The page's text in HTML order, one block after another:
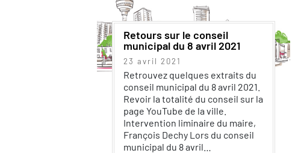
Retours sur le conseil
municipal du 8 avril 2021
23 avril 2021
Retrouvez quelques extraits du
conseil municipal du 8 avril 2021.
Revoir la totalité du conseil sur la
page YouTube de la ville.
Intervention liminaire du maire,
François Dechy Lors du conseil
municipal du 8 avril…